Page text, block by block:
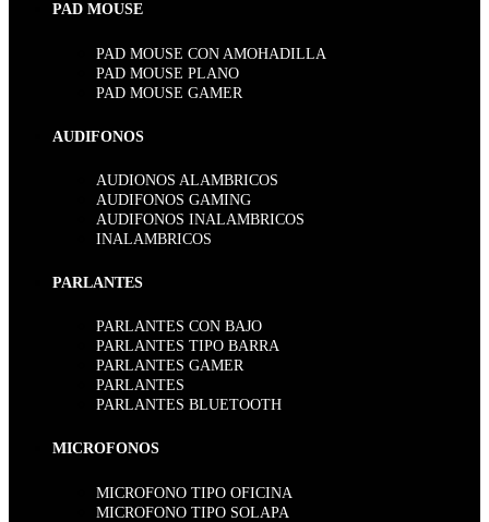
PAD MOUSE
PAD MOUSE CON AMOHADILLA
PAD MOUSE PLANO
PAD MOUSE GAMER
AUDIFONOS
AUDIONOS ALAMBRICOS
AUDIFONOS GAMING
AUDIFONOS INALAMBRICOS
INALAMBRICOS
PARLANTES
PARLANTES CON BAJO
PARLANTES TIPO BARRA
PARLANTES GAMER
PARLANTES
PARLANTES BLUETOOTH
MICROFONOS
MICROFONO TIPO OFICINA
MICROFONO TIPO SOLAPA